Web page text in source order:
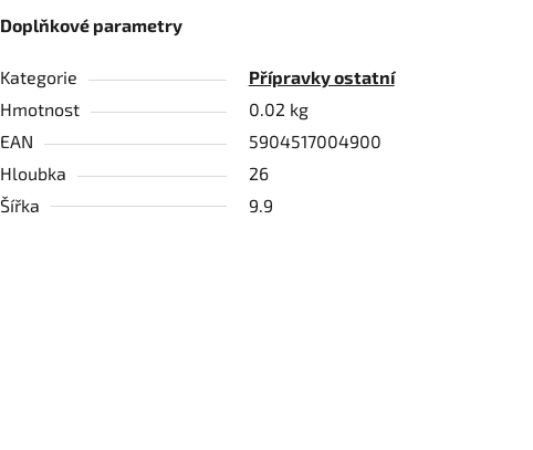
Doplňkové parametry
Kategorie
Přípravky ostatní
Hmotnost
0.02 kg
EAN
5904517004900
Hloubka
26
Šířka
9.9